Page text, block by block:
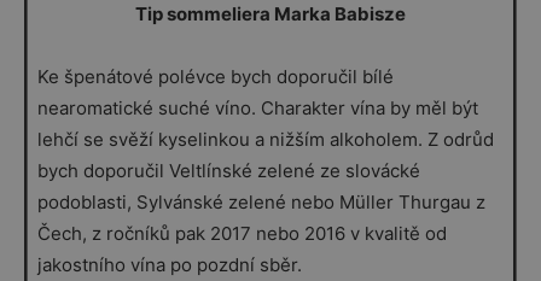
Tip sommeliera Marka Babisze
Ke špenátové polévce bych doporučil bílé
nearomatické suché víno. Charakter vína by měl být
lehčí se svěží kyselinkou a nižším alkoholem. Z odrůd
bych doporučil Veltlínské zelené ze slovácké
podoblasti, Sylvánské zelené nebo Müller Thurgau z
Čech, z ročníků pak 2017 nebo 2016 v kvalitě od
jakostního vína po pozdní sběr.